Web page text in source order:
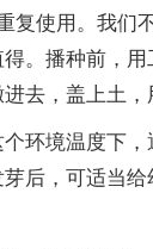
复使用。我们
。播种前，
去，盖上土，
环境温度下
后，可适当给